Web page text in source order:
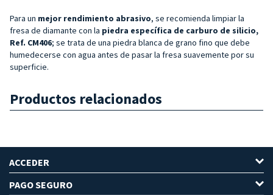
Para un mejor rendimiento abrasivo, se recomienda limpiar la
fresa de diamante con la piedra específica de carburo de silicio,
Ref. CM406; se trata de una piedra blanca de grano fino que debe
humedecerse con agua antes de pasar la fresa suavemente por su
superficie.
Productos relacionados
ACCEDER
PAGO SEGURO